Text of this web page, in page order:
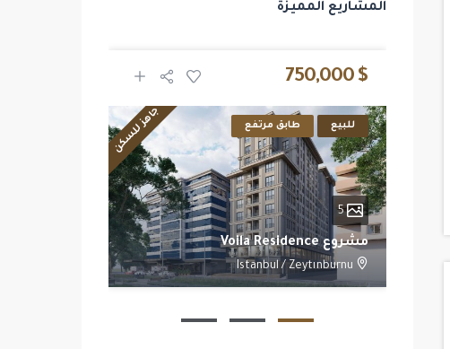
المشاريع المميزة
$ 750,000
للبيع طابق مرتفع جاهز للسكن
5
مشروع Voila Residence
Istanbul / Zeytınburnu